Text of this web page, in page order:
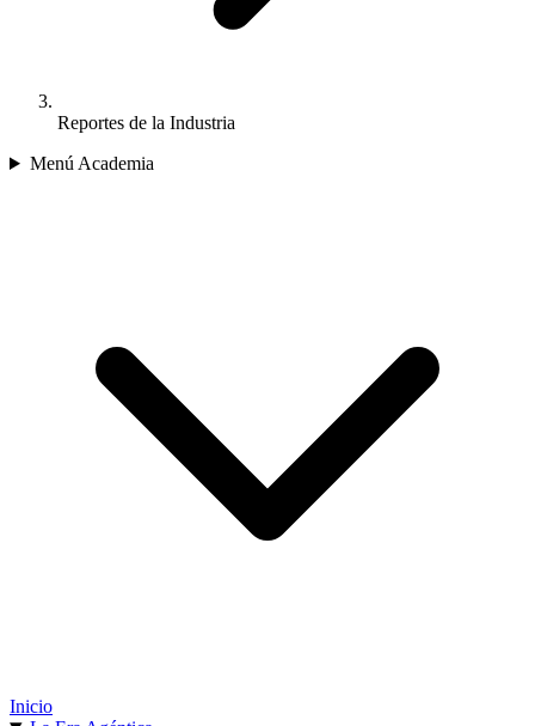
Reportes de la Industria
Menú Academia
Inicio